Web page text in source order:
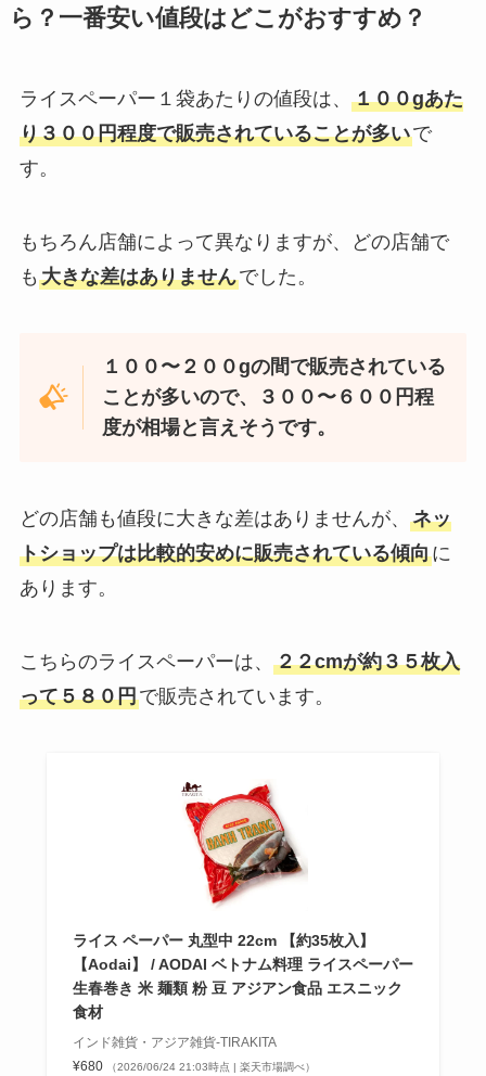
ら？一番安い値段はどこがおすすめ？
ライスペーパー１袋あたりの値段は、 １００gあた
り３００円程度で販売されていることが多いで
す。
もちろん店舗によって異なりますが、どの店舗で
も 大きな差はありませんでした。
１００〜２００gの間で販売されている
ことが多いので、３００〜６００円程
度が相場と言えそうです。
どの店舗も値段に大きな差はありませんが、 ネッ
トショップは比較的安めに販売されている傾向に
あります。
こちらのライスペーパーは、 ２２cmが約３５枚入
って５８０円で販売されています。
ライス ペーパー 丸型中 22cm 【約35枚入】
【Aodai】 / AODAI ベトナム料理 ライスペーパー
生春巻き 米 麺類 粉 豆 アジアン食品 エスニック
食材
インド雑貨・アジア雑貨-TIRAKITA
¥680
（2026/06/24 21:03時点 | 楽天市場調べ）